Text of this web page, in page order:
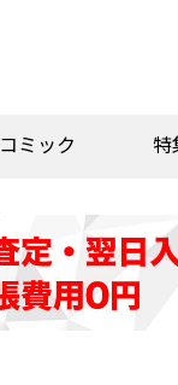
コミック 特